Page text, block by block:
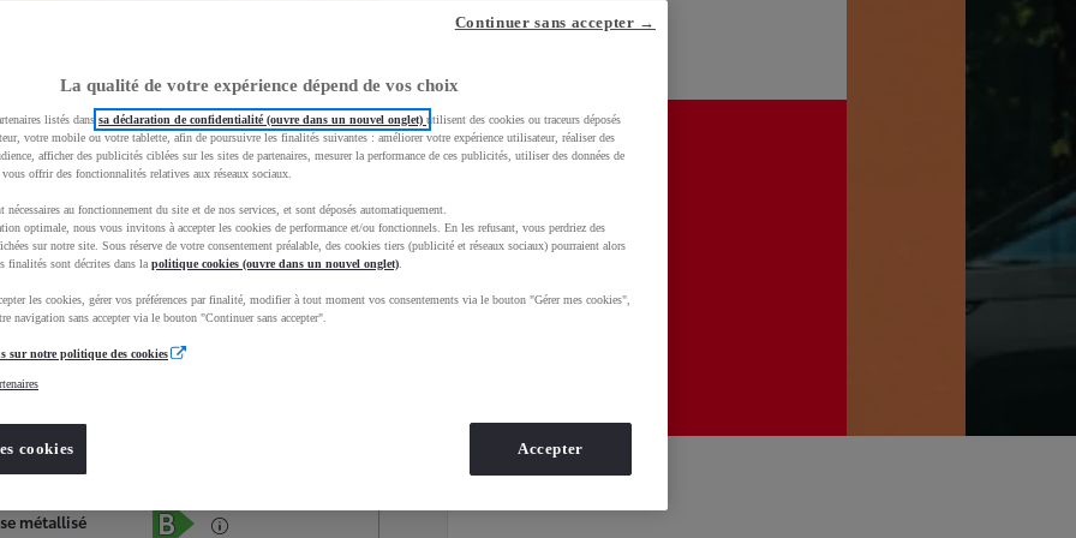
Services Concession
Occasions
métallisé
La qualité de votre expérience dépend de vos choix
listés dans sa déclaration de confidentialité (ouvre dans un nouvel onglet) utilisent des cookies ou traceurs déposés
votre mobile ou votre tablette, afin de poursuivre les finalités suivantes : améliorer votre expérience utilisateur, réaliser des
afficher des publicités ciblées sur les sites de partenaires, mesurer la performance de ces publicités, utiliser des données de
offrir des fonctionnalités relatives aux réseaux sociaux.
nécessaires au fonctionnement du site et de nos services, et sont déposés automatiquement.
optimale, nous vous invitons à accepter les cookies de performance et/ou fonctionnels. En les refusant, vous perdriez des
sur notre site. Sous réserve de votre consentement préalable, des cookies tiers (publicité et réseaux sociaux) pourraient alors
finalités sont décrites dans la politique cookies (ouvre dans un nouvel onglet)
les cookies, gérer vos préférences par finalité, modifier à tout moment vos consentements via le bouton "Gérer mes cookies",
navigation sans accepter via le bouton "Continuer sans accepter".
sur notre politique des cookies
cookies
Continuer sans accepter →
Accepter